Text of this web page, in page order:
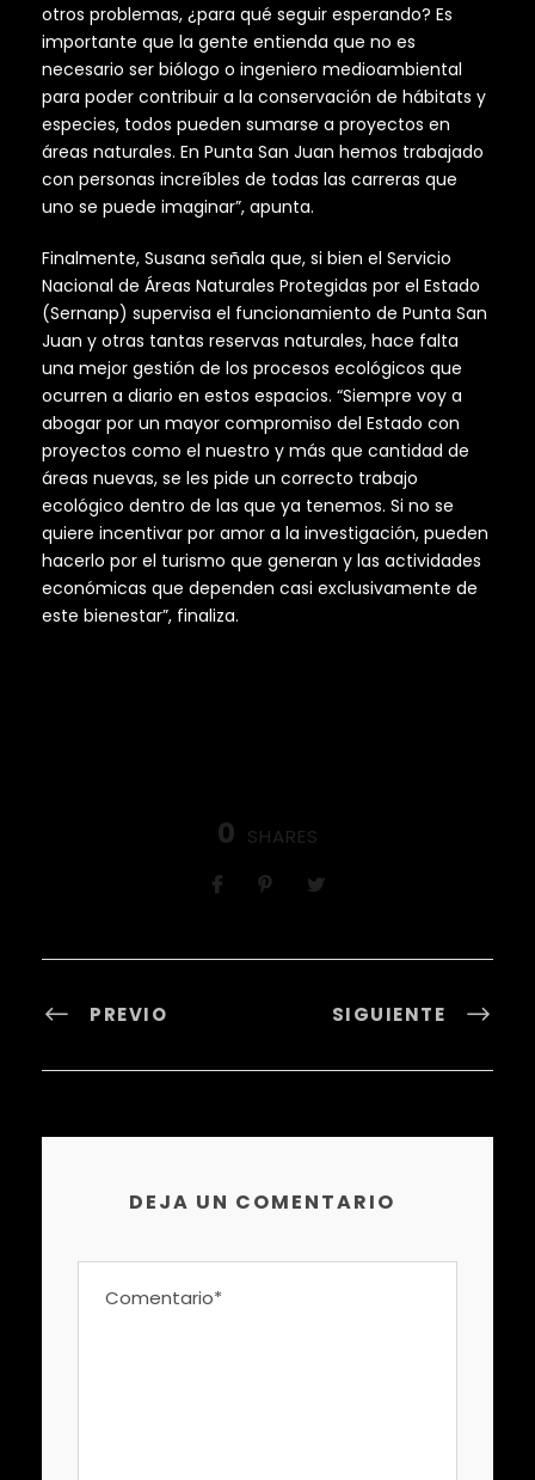
otros problemas, ¿para qué seguir esperando? Es
importante que la gente entienda que no es
necesario ser biólogo o ingeniero medioambiental
para poder contribuir a la conservación de hábitats y
especies, todos pueden sumarse a proyectos en
áreas naturales. En Punta San Juan hemos trabajado
con personas increíbles de todas las carreras que
uno se puede imaginar”, apunta.
Finalmente, Susana señala que, si bien el Servicio
Nacional de Áreas Naturales Protegidas por el Estado
(Sernanp) supervisa el funcionamiento de Punta San
Juan y otras tantas reservas naturales, hace falta
una mejor gestión de los procesos ecológicos que
ocurren a diario en estos espacios. “Siempre voy a
abogar por un mayor compromiso del Estado con
proyectos como el nuestro y más que cantidad de
áreas nuevas, se les pide un correcto trabajo
ecológico dentro de las que ya tenemos. Si no se
quiere incentivar por amor a la investigación, pueden
hacerlo por el turismo que generan y las actividades
económicas que dependen casi exclusivamente de
este bienestar”, finaliza.
0 SHARES
PREVIO SIGUIENTE
DEJA UN COMENTARIO